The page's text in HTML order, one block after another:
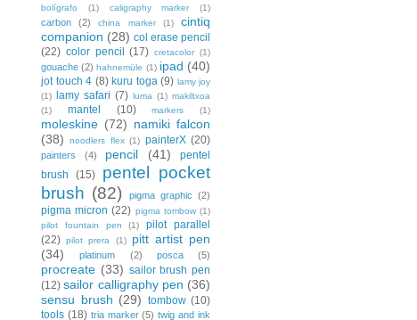
bolígrafo (1) caligraphy marker (1)
carbon (2) china marker (1)
cintiq
companion (28) col erase pencil
(22) color pencil (17) cretacolor (1)
gouache (2) hahnemüle (1) ipad (40)
jot touch 4 (8) kuru toga (9) lamy joy
(1) lamy safari (7) luma (1) makiltxoa
(1)
mantel (10) markers (1)
moleskine (72) namiki falcon
(38)
noodlers flex (1) painterX (20)
painters (4) pencil (41)
pentel
brush
(15)
pentel pocket
brush (82) pigma graphic (2)
pigma micron (22) pigma tombow (1)
pilot fountain pen
(1)
pilot parallel
(22) pilot prera (1)
pitt artist pen
(34)
platinum (2) posca (5)
procreate (33) sailor brush pen
(12) sailor calligraphy pen (36)
sensu brush (29) tombow (10)
tools (18) tria marker (5) twig and ink